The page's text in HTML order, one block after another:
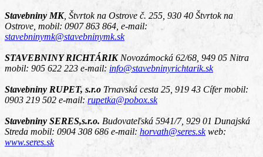
Stavebniny MK, Štvrtok na Ostrove č. 255, 930 40 Štvrtok na
Ostrove , mobil: 0907 863 864, e-mail:
stavebninymk@stavebninymk.sk
STAVEBNINY RICHTÁRIK Novozámocká 62/68, 949 05 Nitra
mobil: 905 622 223 e-mail: info@stavebninyrichtarik.sk
Stavebniny RUPET, s.r.o Trnavská cesta 25, 919 43 Cífermobil:
0903 219 502 e-mail:rupetka@pobox.sk
Stavebniny SERES,s.r.o. Budovateľská 5941/7, 929 01 Dunajská
Streda mobil: 0904 308 686 e-mail: horvath@seres.skweb:
www.seres.sk